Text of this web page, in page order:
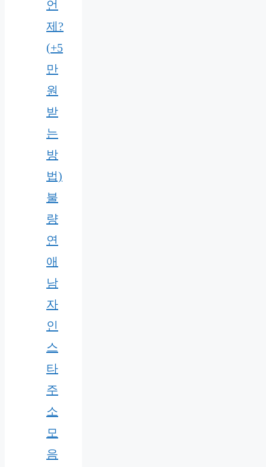
언
제?
(+5
만
원
받
는
방
법)
불
량
연
애
남
자
인
스
타
주
소
모
음